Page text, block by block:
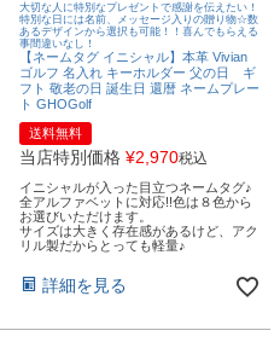
大切な人に特別なプレゼントで感謝を伝えたい！
特別な日には名前、メッセージ入りの贈り物☆数
あるデザインから選択も可能！！喜んでもらえる
事間違いなし！
【ネームタグ イニシャル】本革 Vivian
ゴルフ 名入れ キーホルダー 父の日 ギ
フト 敬老の日 誕生日 還暦 ネームプレー
ト GHOGolf
送料無料
当店特別価格 ¥2,970税込
イニシャルが入った目立つネームタグ♪
全アルファベットに対応!!色は８色から
お選びいただけます。
サイズは大きく存在感があるけど、アク
リル製だからとっても軽量♪
詳細を見る